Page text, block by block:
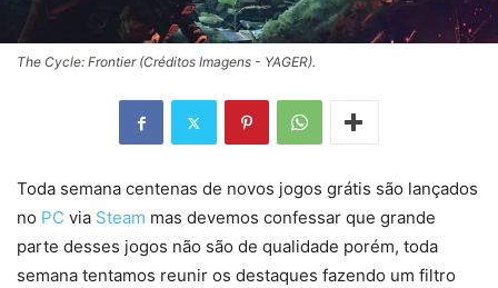
The Cycle: Frontier (Créditos Imagens - YAGER).
Toda semana centenas de novos jogos grátis são lançados
no PC via Steam mas devemos confessar que grande
parte desses jogos não são de qualidade porém, toda
semana tentamos reunir os destaques fazendo um filtro